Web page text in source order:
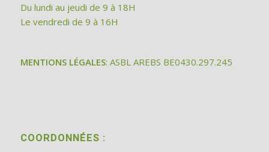
Du lundi au jeudi de 9 à 18H
Le vendredi de 9 à 16H
MENTIONS LÉGALES: ASBL AREBS BE0430.297.245
COORDONNÉES :